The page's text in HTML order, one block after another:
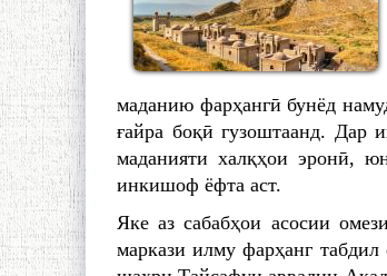
маданию фарҳангӣ бунёд
ғайра боқӣ гузоштаанд. Дар
маданияти халқҳои эронӣ,
инкишоф ёфта аст.
Яке аз сабабҳои асосии
маркази илму фарҳанг